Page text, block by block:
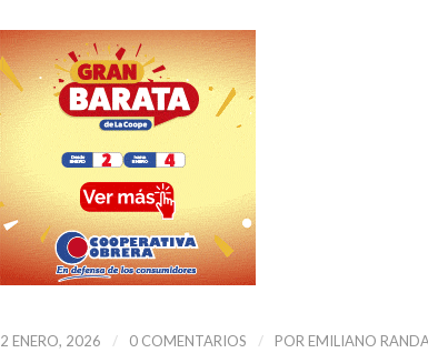
2 ENERO, 2026 / 0 COMENTARIOS / POR EMILIANO